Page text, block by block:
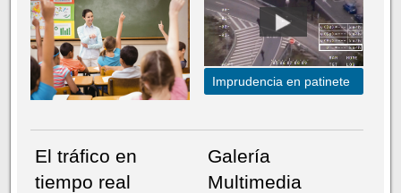
Imprudencia en patinete
El tráfico en
tiempo real
Galería
Multimedia